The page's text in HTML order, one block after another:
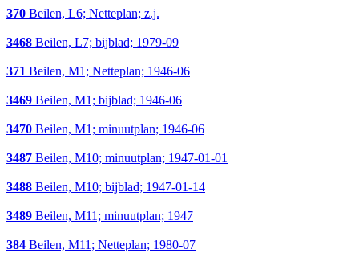
370 Beilen, L6; Netteplan; z.j.
3468 Beilen, L7; bijblad; 1979-09
371 Beilen, M1; Netteplan; 1946-06
3469 Beilen, M1; bijblad; 1946-06
3470 Beilen, M1; minuutplan; 1946-06
3487 Beilen, M10; minuutplan; 1947-01-01
3488 Beilen, M10; bijblad; 1947-01-14
3489 Beilen, M11; minuutplan; 1947
384 Beilen, M11; Netteplan; 1980-07